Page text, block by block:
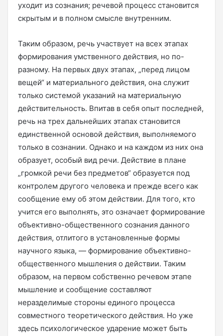
уходит из сознания; речевой процесс становится
скрытым и в полном смысле внутренним.
Таким образом, речь участвует на всех этапах
формирования умственного действия, но по-
разному. На первых двух этапах, „перед лицом
вещей“ и материального действия, она служит
только системой указаний на материальную
действительность. Впитав в себя опыт последней,
речь на трех дальнейших этапах становится
единственной основой действия, выполняемого
только в сознании. Однако и на каждом из них она
образует, особый вид речи. Действие в плане
„громкой речи без предметов“ образуется под
контролем другого человека и прежде всего как
сообщение ему об этом действии. Для того, кто
учится его выполнять, это означает формирование
объективно-общественного сознания данного
действия, отлитого в установленные формы
научного языка, — формирование объективно-
общественного мышления о действии. Таким
образом, на первом собственно речевом этапе
мышление и сообщение составляют
неразделимые стороны единого процесса
совместного теоретического действия. Но уже
здесь психологическое ударение может быть